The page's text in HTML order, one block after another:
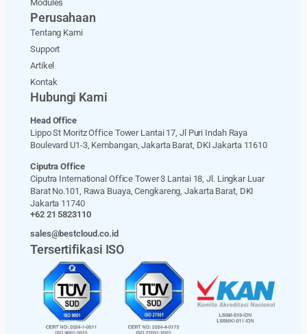
Modules
Perusahaan
Tentang Kami
Support
Artikel
Kontak
Hubungi Kami
Head Office
Lippo St Moritz Office Tower Lantai 17, Jl Puri Indah Raya
Boulevard U1-3, Kembangan, Jakarta Barat, DKI Jakarta 11610
Ciputra Office
Ciputra International Office Tower 3 Lantai 18, Jl. Lingkar Luar
Barat No.101, Rawa Buaya, Cengkareng, Jakarta Barat, DKI
Jakarta 11740
+62 21 5823110
sales@bestcloud.co.id
Tersertifikasi ISO